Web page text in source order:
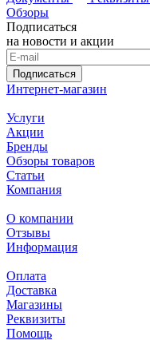
Обзоры
Подписаться
на новости и акции
Подписаться
Интернет-магазин
Услуги
Акции
Бренды
Обзоры товаров
Статьи
Компания
О компании
Отзывы
Информация
Оплата
Доставка
Магазины
Реквизиты
Помощь